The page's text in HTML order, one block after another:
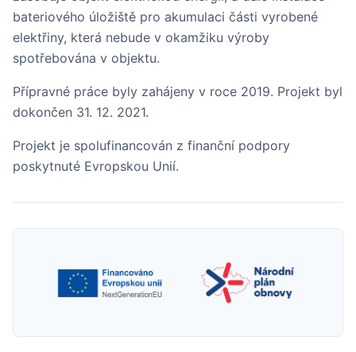
bateriového úložiště pro akumulaci části vyrobené
elektřiny, která nebude v okamžiku výroby
spotřebována v objektu.
Přípravné práce byly zahájeny v roce 2019. Projekt byl
dokončen 31. 12. 2021.
Projekt je spolufinancován z finanční podpory
poskytnuté Evropskou Unií.